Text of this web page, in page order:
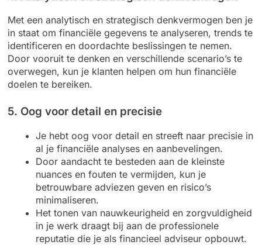
Met een analytisch en strategisch denkvermogen ben je
in staat om financiële gegevens te analyseren, trends te
identificeren en doordachte beslissingen te nemen.
Door vooruit te denken en verschillende scenario’s te
overwegen, kun je klanten helpen om hun financiële
doelen te bereiken.
5. Oog voor detail en precisie
Je hebt oog voor detail en streeft naar precisie in
al je financiële analyses en aanbevelingen.
Door aandacht te besteden aan de kleinste
nuances en fouten te vermijden, kun je
betrouwbare adviezen geven en risico’s
minimaliseren.
Het tonen van nauwkeurigheid en zorgvuldigheid
in je werk draagt bij aan de professionele
reputatie die je als financieel adviseur opbouwt.